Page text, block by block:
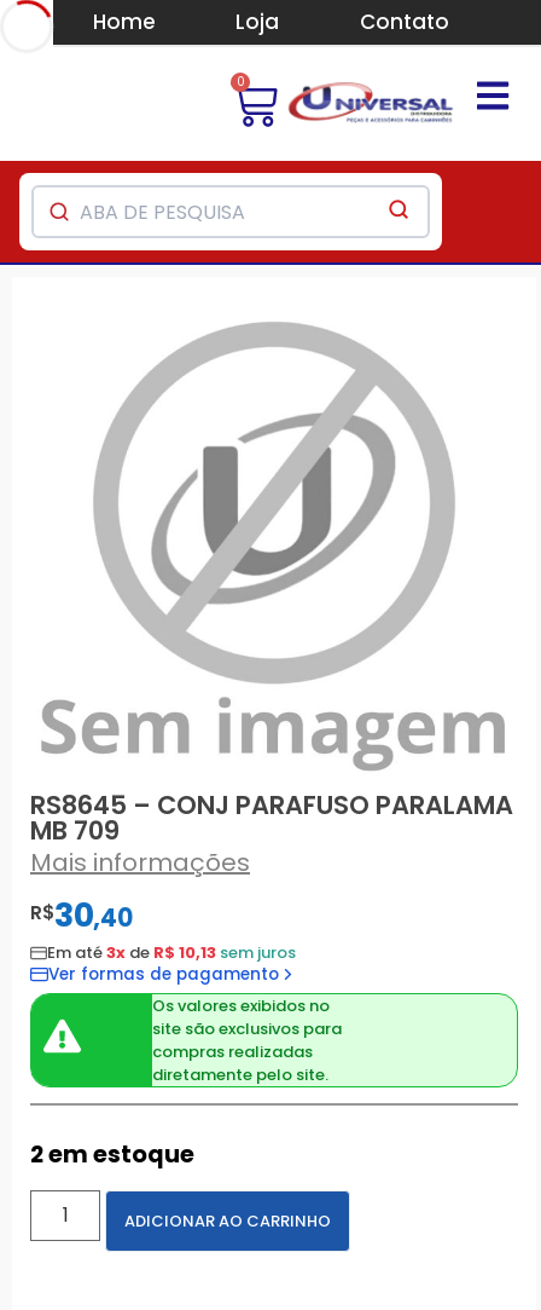
Home Loja Contato
0
RS8645 – CONJ PARAFUSO PARALAMA
MB 709
Mais informações
R$30,40
Em até3x de R$ 10,13 sem juros
Ver formas de pagamento
Os valores exibidos no
site são exclusivos para
compras realizadas
diretamente pelo site.
2 em estoque
ADICIONAR AO CARRINHO